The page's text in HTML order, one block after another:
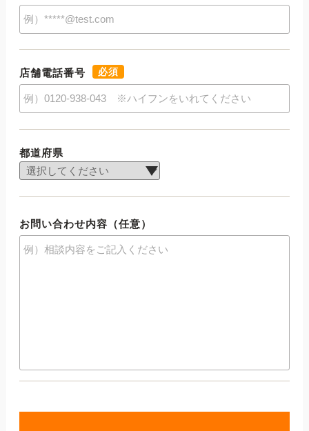
店舗電話番号 必須
都道府県
お問い合わせ内容（任意）